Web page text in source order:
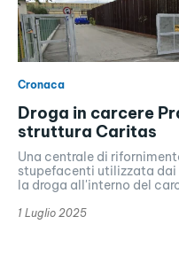
Cronaca
Droga in carcere
struttura Caritas
Una centrale di
stupefacenti utilizzata dai
la droga all'interno del
1 Luglio 2025